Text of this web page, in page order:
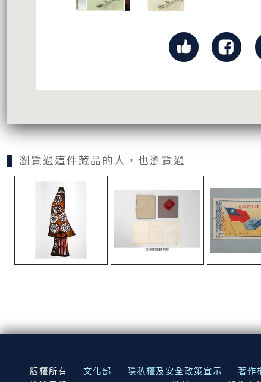
瀏覽過這件藏品的人，也瀏覽過
:::
版權所有 文化部 隱私權及安全政策宣示
著作